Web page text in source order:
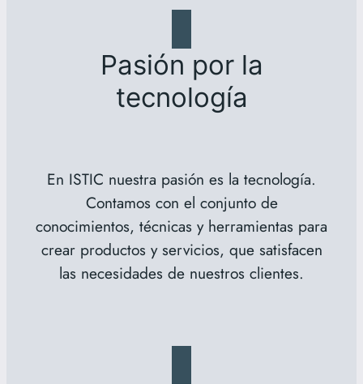
Pasión por la
tecnología
En ISTIC nuestra pasión es la tecnología.
Contamos con el conjunto de
conocimientos, técnicas y herramientas para
crear productos y servicios, que satisfacen
las necesidades de nuestros clientes.